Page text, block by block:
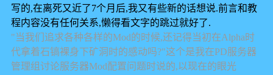
写的,在离死又近了7个月后,我又有些新的话想说.前言和教
程内容没有任何关系,懒得看文字的跳过就好了.
"当我们追求各种各样的Mod的时候,还记得当初在Alpha时
代拿着石镐裸身下矿洞时的感动吗?"这个是我在PD服务器
管理组讨论服务器Mod配置问题时说的,以现在的眼光